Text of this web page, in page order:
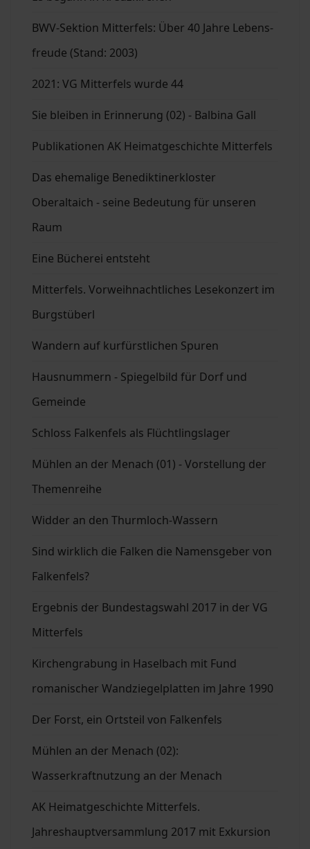
BWV-Sektion Mitterfels: Über 40 Jahre Lebens-
freude (Stand: 2003)
2021: VG Mitterfels wurde 44
Sie bleiben in Erinnerung (02) - Balbina Gall
Publikationen AK Heimatgeschichte Mitterfels
Das ehemalige Benediktinerkloster
Oberaltaich - seine Bedeutung für unseren
Raum
Eine Bücherei entsteht
Mitterfels. Vorweihnachtliches Lesekonzert im
Burgstüberl
Wandern auf kurfürstlichen Spuren
Hausnummern - Spiegelbild für Dorf und
Gemeinde
Schloss Falkenfels als Flüchtlingslager
Mühlen an der Menach (01) - Vorstellung der
Themenreihe
Widder an den Thurmloch-Wassern
Sind wirklich die Falken die Namensgeber von
Falkenfels?
Ergebnis der Bundestagswahl 2017 in der VG
Mitterfels
Kirchengrabung in Haselbach mit Fund
romanischer Wandziegelplatten im Jahre 1990
Der Forst, ein Ortsteil von Falkenfels
Mühlen an der Menach (02):
Wasserkraftnutzung an der Menach
AK Heimatgeschichte Mitterfels.
Jahreshauptversammlung 2017 mit Exkursion